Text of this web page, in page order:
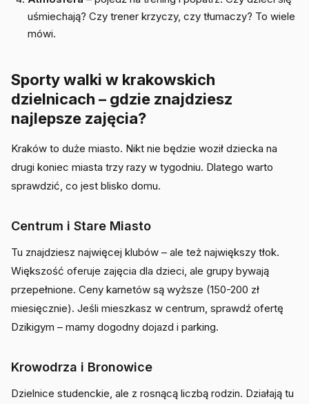
uśmiechają? Czy trener krzyczy, czy tłumaczy? To wiele
mówi.
Sporty walki w krakowskich
dzielnicach – gdzie znajdziesz
najlepsze zajęcia?
Kraków to duże miasto. Nikt nie będzie woził dziecka na
drugi koniec miasta trzy razy w tygodniu. Dlatego warto
sprawdzić, co jest blisko domu.
Centrum i Stare Miasto
Tu znajdziesz najwięcej klubów – ale też największy tłok.
Większość oferuje zajęcia dla dzieci, ale grupy bywają
przepełnione. Ceny karnetów są wyższe (150-200 zł
miesięcznie). Jeśli mieszkasz w centrum, sprawdź ofertę
Dzikigym – mamy dogodny dojazd i parking.
Krowodrza i Bronowice
Dzielnice studenckie, ale z rosnącą liczbą rodzin. Działają tu